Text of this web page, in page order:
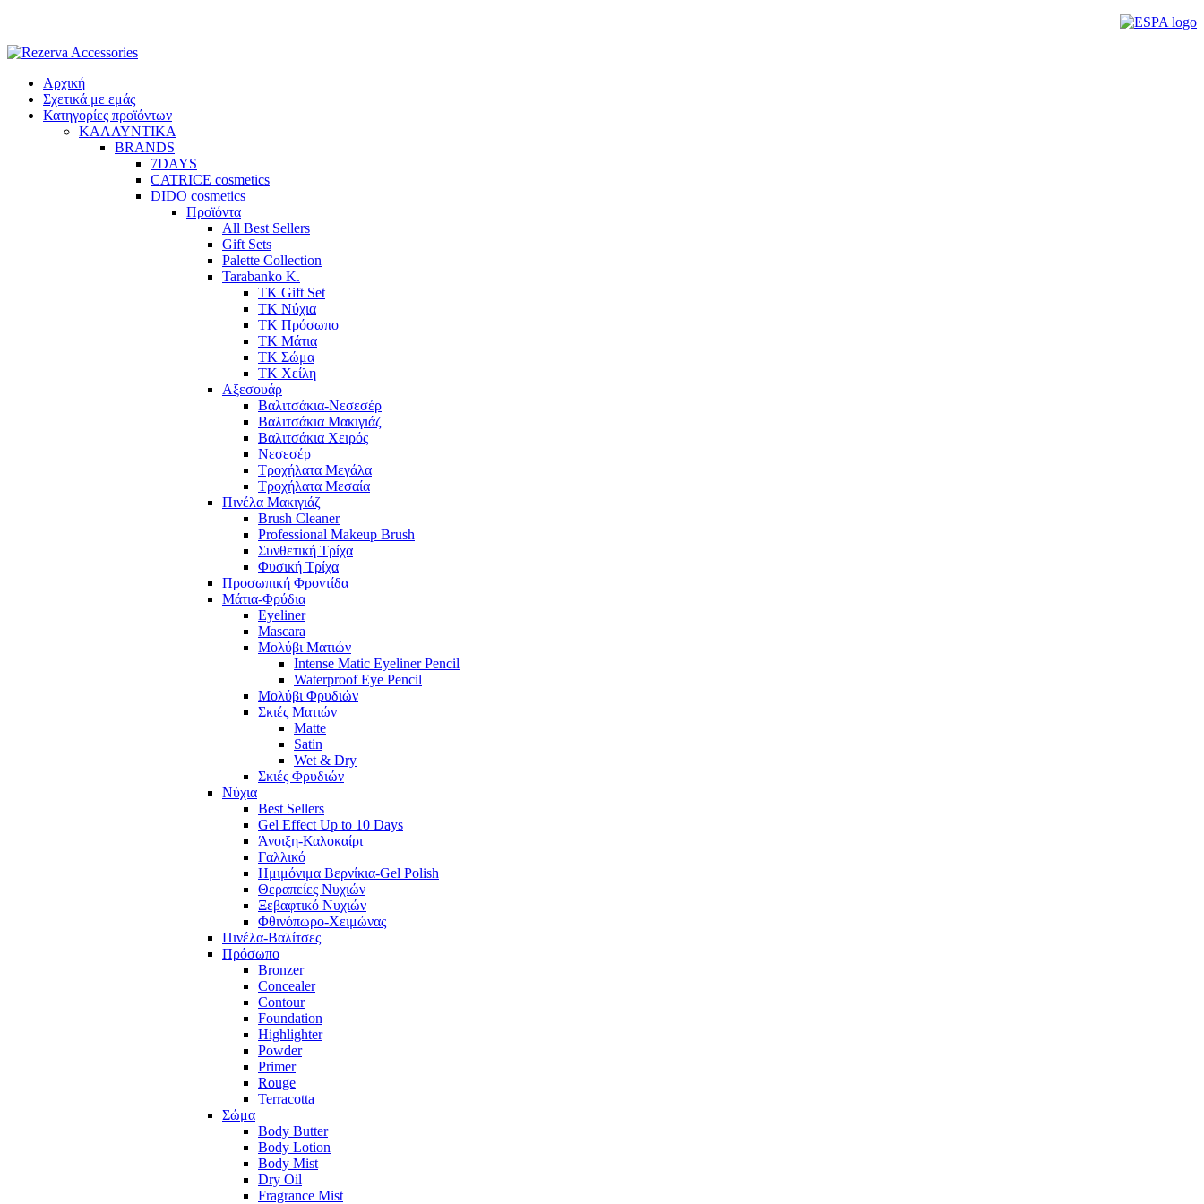
content
Αρχική
Σχετικά με εμάς
Κατηγορίες προϊόντων
ΚΑΛΛΥΝΤΙΚΑ
BRANDS
7DAYS
CATRICE cosmetics
DIDO cosmetics
Προϊόντα
All Best Sellers
Gift Sets
Palette Collection
Tarabanko K.
TK Gift Set
TK Νύχια
TK Πρόσωπο
ΤΚ Μάτια
ΤΚ Σώμα
ΤΚ Χείλη
Αξεσουάρ
Βαλιτσάκια-Νεσεσέρ
Βαλιτσάκια Μακιγιάζ
Βαλιτσάκια Χειρός
Νεσεσέρ
Τροχήλατα Μεγάλα
Τροχήλατα Μεσαία
Πινέλα Μακιγιάζ
Brush Cleaner
Professional Makeup Brush
Συνθετική Τρίχα
Φυσική Τρίχα
Προσωπική Φροντίδα
Μάτια-Φρύδια
Eyeliner
Mascara
Μολύβι Ματιών
Intense Matic Eyeliner Pencil
Waterproof Eye Pencil
Μολύβι Φρυδιών
Σκιές Ματιών
Matte
Satin
Wet & Dry
Σκιές Φρυδιών
Νύχια
Best Sellers
Gel Effect Up to 10 Days
Άνοιξη-Καλοκαίρι
Γαλλικό
Ημιμόνιμα Βερνίκια-Gel Polish
Θεραπείες Νυχιών
Ξεβαφτικό Νυχιών
Φθινόπωρο-Χειμώνας
Πινέλα-Βαλίτσες
Πρόσωπο
Bronzer
Concealer
Contour
Foundation
Highlighter
Powder
Primer
Rouge
Terracotta
Σώμα
Body Butter
Body Lotion
Body Mist
Dry Oil
Fragrance Mist